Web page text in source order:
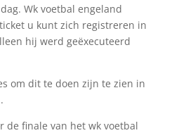
Wk voetbal engeland
u kunt zich registreren in
hij werd geëxecuteerd
om dit te doen zijn te zien in
de finale van het wk voetbal